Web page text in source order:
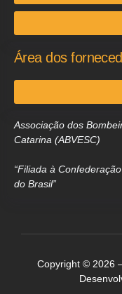
Área dos
Associação dos
Catarina (ABVESC)
“Filiada à
do Brasil”
Copyright © 2026